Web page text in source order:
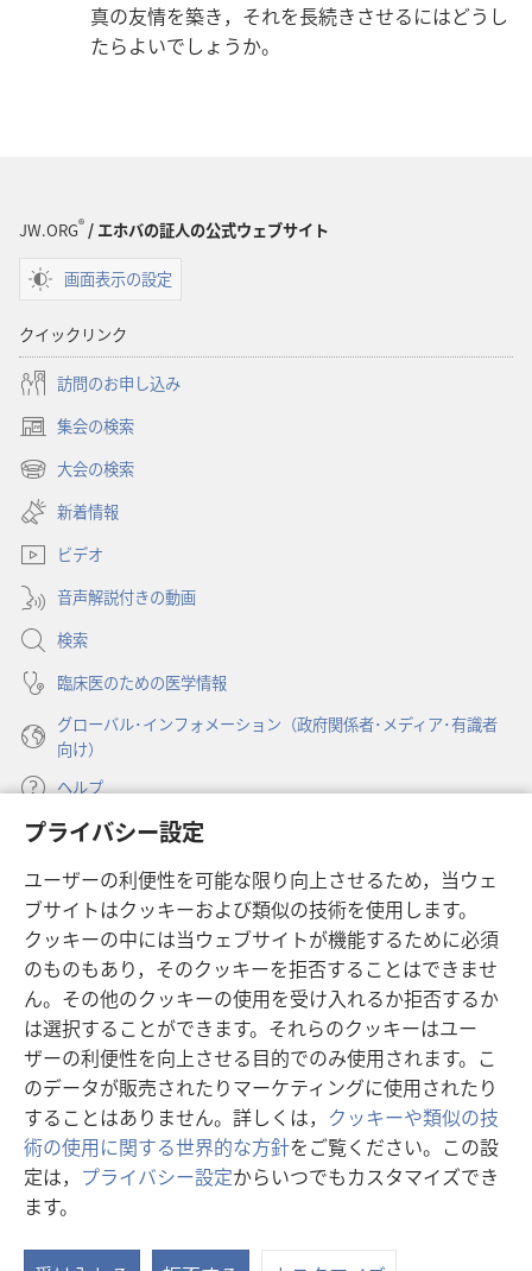
プライバシー設定
ユーザーの利便性を可能な限り向上させるため，当ウェ
ブサイトはクッキーおよび類似の技術を使用します。
クッキーの中には当ウェブサイトが機能するために必須
のものもあり，そのクッキーを拒否することはできませ
ん。その他のクッキーの使用を受け入れるか拒否するか
は選択することができます。それらのクッキーはユー
ザーの利便性を向上させる目的でのみ使用されます。こ
のデータが販売されたりマーケティングに使用されたり
することはありません。詳しくは， クッキーや類似の技
術の使用に関する世界的な方針をご覧ください。この設
定は， プライバシー設定からいつでもカスタマイズでき
ます。
真の友情を築き，それを長続きさせるにはどうし
たらよいでしょうか。
JW.ORG® / エホバの証人の公式ウェブサイト
画面表示の設定
クイックリンク
訪問のお申し込み
集会の検索
（新
し
タ
で
開
く）
大会の検索
（新
し
い
タ
ブ
で
開
く）
新着情報
ビデオ
音声解説付きの動画
検索
臨床医のための医学情報
グローバル･インフォメーション（政府関係者･メディア･有識者
向け）
ヘルプ
寄付
し
い
タ
ブ
で
開
く）
ものみの塔 オンライン・ライブラリー
（新
し
い
タ
ブ
で
開
く）
JW Hub ®
（新
し
い
タ
ブ
で
開
く）
JW Library
Watchtower Library®
Copyright
利用規約